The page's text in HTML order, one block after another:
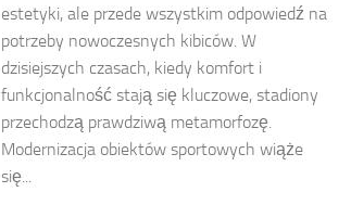
estetyki, ale przede wszystkim odpowiedź na
potrzeby nowoczesnych kibiców. W
dzisiejszych czasach, kiedy komfort i
funkcjonalność stają się kluczowe, stadiony
przechodzą prawdziwą metamorfozę.
Modernizacja obiektów sportowych wiąże
się...